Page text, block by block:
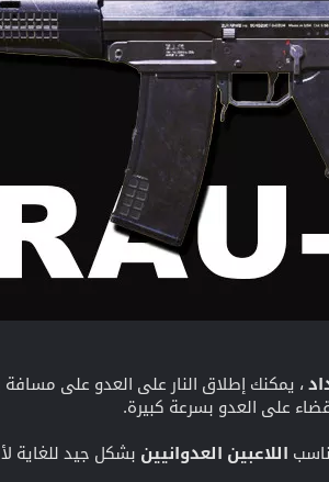
على العدو بسرعة كبيرة.
اللاعبين العدوانيين بشكل جيد للغاية